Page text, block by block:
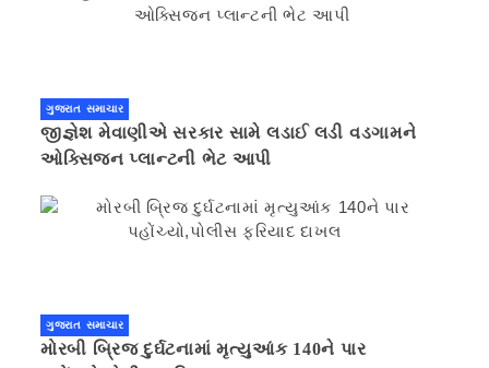
ગુજરાત સમાચાર
જીજ્ઞેશ મેવાણીએ સરકાર સામે લડાઈ લડી વડગામને
ઓક્સિજન પ્લાન્ટની ભેટ આપી
ગુજરાત સમાચાર
મોરબી બ્રિજ દુર્ઘટનામાં મૃત્યુઆંક 140ને પાર